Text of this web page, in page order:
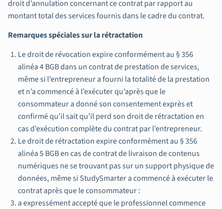
droit d’annulation concernant ce contrat par rapport au
montant total des services fournis dans le cadre du contrat.
Remarques spéciales sur la rétractation
Le droit de révocation expire conformément au § 356
alinéa 4 BGB dans un contrat de prestation de services,
même si l’entrepreneur a fourni la totalité de la prestation
et n’a commencé à l’exécuter qu’après que le
consommateur a donné son consentement exprès et
confirmé qu’il sait qu’il perd son droit de rétractation en
cas d’exécution complète du contrat par l’entrepreneur.
Le droit de rétractation expire conformément au § 356
alinéa 5 BGB en cas de contrat de livraison de contenus
numériques ne se trouvant pas sur un support physique de
données, même si StudySmarter a commencé à exécuter le
contrat après que le consommateur :
a expressément accepté que le professionnel commence